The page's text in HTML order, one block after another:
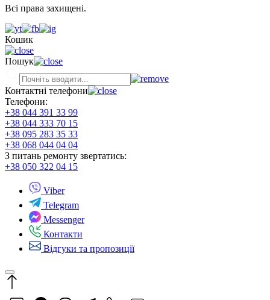
Всі права захищені.
Кошик
Пошук
Контактні телефони
Телефони:
+38 044 391 33 99
+38 044 333 70 15
+38 095 283 35 33
+38 068 044 04 04
З питань ремонту звертатись:
+38 050 322 04 15
Viber
Telegram
Messenger
Контакти
Відгуки та пропозиції